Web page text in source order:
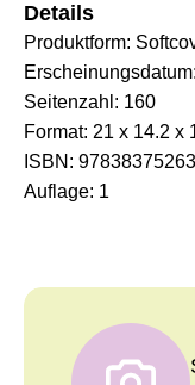
des Harzes.
Wasserfälle – das
Naturraum! Ergänzt
Fotografien,
Wegesrand sowie
alle, die das
Details
Produktform:
Erscheinungsdatum:
Seitenzahl: 160
Format: 21 x 14.2 x
ISBN:
Auflage: 1